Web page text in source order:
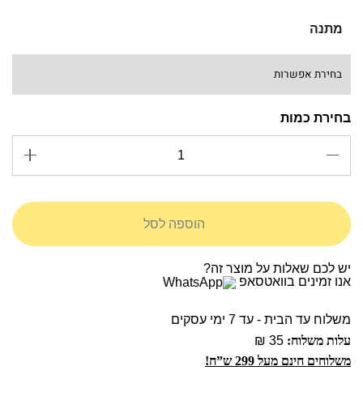
מתנה
הוספה לסל
יש לכם שאלות על מוצר זה?
אנו זמינים בוואטסאפ
משלוח עד הבית - עד 7 ימי עסקים
עלות משלוח:
משלוחים חינם מעל 299 ש”ח!